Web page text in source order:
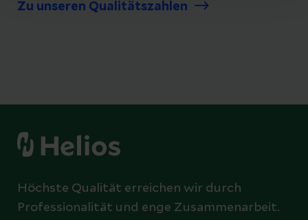
Zu unseren Qualitätszahlen
Höchste Qualität erreichen wir durch
Professionalität und enge Zusammenarbeit.